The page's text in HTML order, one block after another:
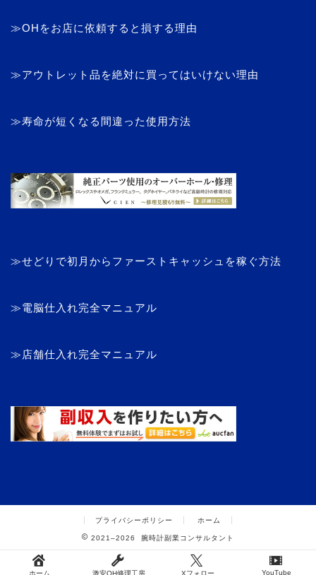
≫OHをお店に依頼すると損する理由
≫アウトレット品を絶対に買ってはいけない理由
≫寿命が短くなる間違った使用方法
≫せどりで初月からファーストキャッシュを稼ぐ方法
≫電脳仕入れ完全マニュアル
≫店舗仕入れ完全マニュアル
プライバシーポリシー ホーム
2021–2026 腕時計副業コンサルタント
ホーム 激安OH修理工房 Xフォロー YouTube